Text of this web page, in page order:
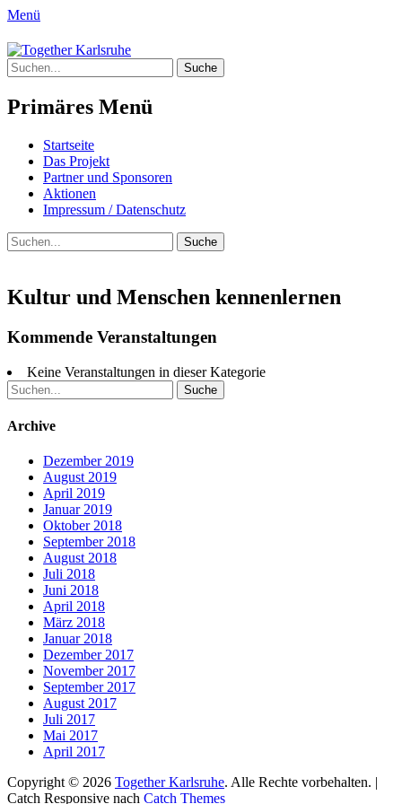
Menü
Together Karlsruhe
Integration von jungen Menschen mit
Fluchterfahrung und
Migrationshintergrund
Suche
nach:
Primäres Menü
Springe
zum
Inhalt
Startseite
Das Projekt
Partner und Sponsoren
Aktionen
Impressum / Datenschutz
Suchen
Suche
nach:
Kultur und Menschen kennenlernen
Kommende Veranstaltungen
Keine Veranstaltungen in dieser Kategorie
Suche
nach:
Archive
Dezember 2019
August 2019
April 2019
Januar 2019
Oktober 2018
September 2018
August 2018
Juli 2018
Juni 2018
April 2018
März 2018
Januar 2018
Dezember 2017
November 2017
September 2017
August 2017
Juli 2017
Mai 2017
April 2017
Copyright © 2026 Together Karlsruhe. Alle Rechte vorbehalten. |
Catch Responsive nach Catch Themes